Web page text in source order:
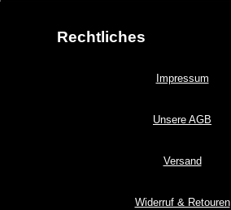
Rechtliches
Impressum
Unsere AGB
Versand
Widerruf & Retouren